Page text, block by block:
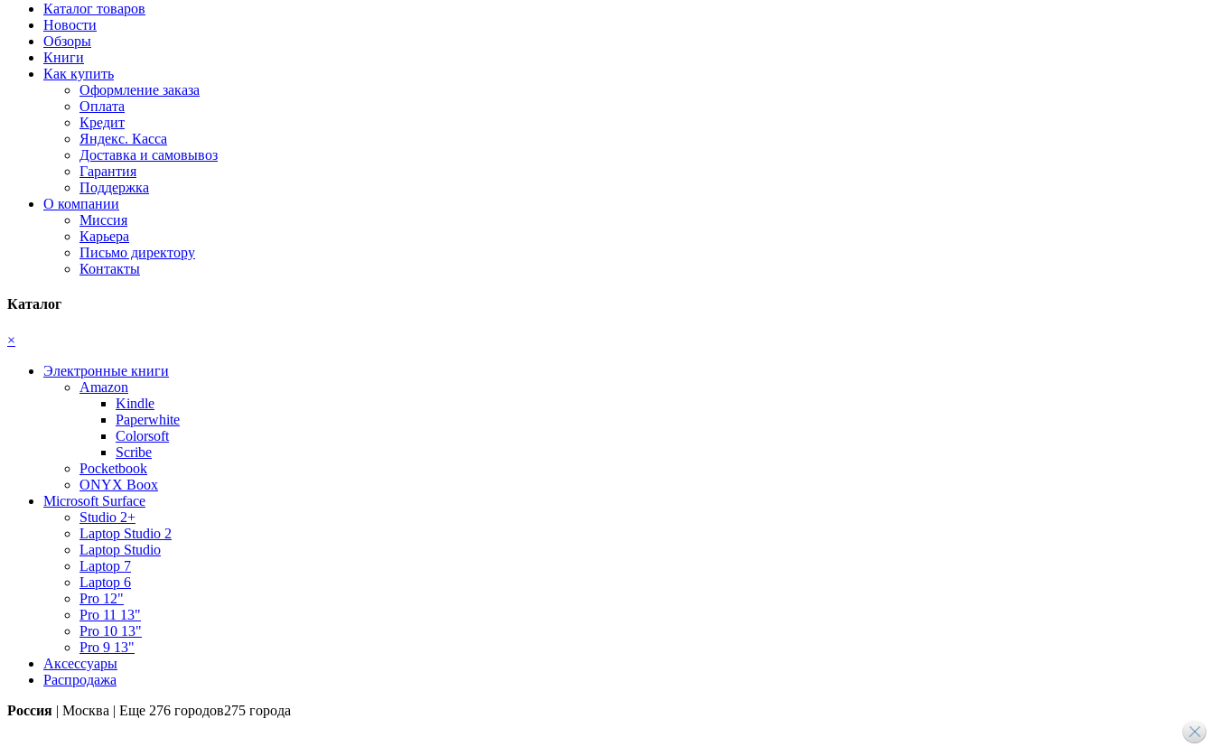
Каталог товаров
Новости
Обзоры
Книги
Как купить
Оформление заказа
Оплата
Кредит
Яндекс. Касса
Доставка и самовывоз
Гарантия
Поддержка
О компании
Миссия
Карьера
Письмо директору
Контакты
Каталог
×
Электронные книги
Amazon
Kindle
Paperwhite
Colorsoft
Scribe
Pocketbook
ONYX Boox
Microsoft Surface
Studio 2+
Laptop Studio 2
Laptop Studio
Laptop 7
Laptop 6
Pro 12"
Pro 11 13"
Pro 10 13"
Pro 9 13"
Аксессуары
Распродажа
Россия | Москва | Еще 276 городов275 города